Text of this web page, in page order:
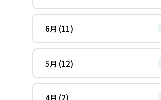
6月 (11)
5月 (12)
4月 (2)